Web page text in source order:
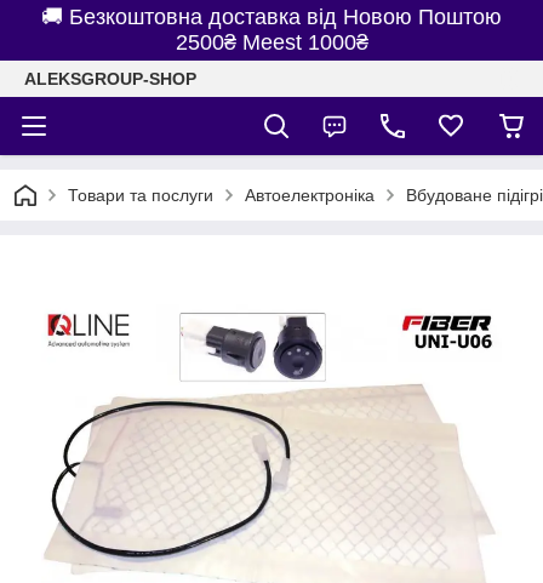
🚚 Безкоштовна доставка від Новою Поштою
2500₴ Meest 1000₴
ALEKSGROUP-SHOP
Товари та послуги Автоелектроніка Вбудоване